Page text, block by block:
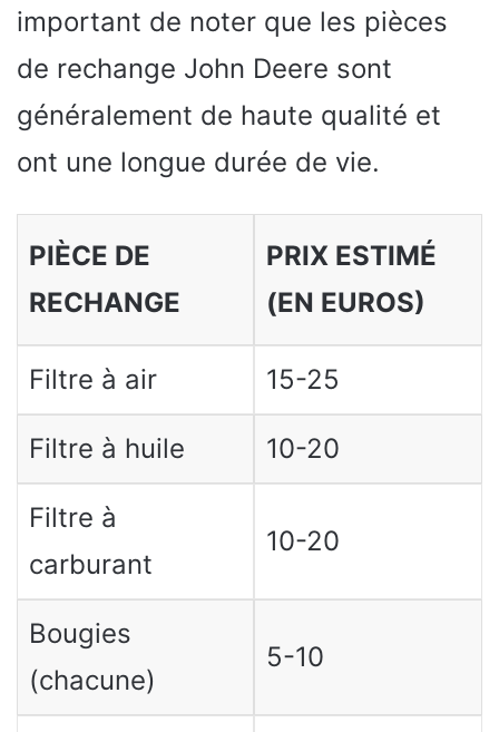
important de noter que les pièces
de rechange John Deere sont
généralement de haute qualité et
ont une longue durée de vie.
PIÈCE DE
RECHANGE
PRIX ESTIMÉ
(EN EUROS)
Filtre à air 15-25
Filtre à huile 10-20
Filtre à
carburant
10-20
Bougies
(chacune)
5-10